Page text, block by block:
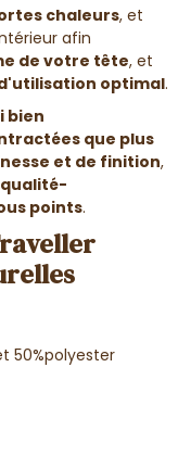
chaleurs, et
afin
de votre tête, et
optimal.
bien
que plus
et de finition,
points.
50%polyester